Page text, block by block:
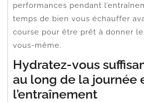
performances pendant
temps de bien vous échauffer
course pour être prêt à donner
vous-même.
Hydratez-vous
au long de la journée
l’entraînement